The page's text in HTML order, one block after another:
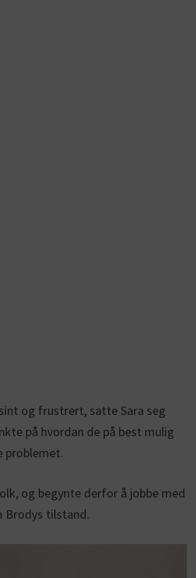
og frustrert, satte Sara seg
på hvordan de på best mulig
problemet.
og begynte derfor å jobbe med
Brodys tilstand.